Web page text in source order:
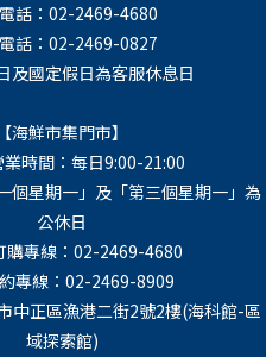
話：02-2469-4680
話：02-2469-0827
及國定假日為客服休息日
【海鮮市集門市】
時間：每日9:00-21:00
個星期一」及「第三個星期一」為
公休日
購專線：02-2469-4680
專線：02-2469-8909
中正區漁港二街2號2樓(海科館-區
域探索館)